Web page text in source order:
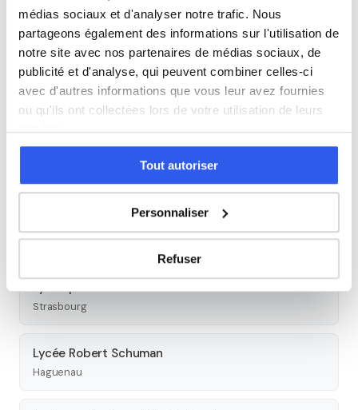
médias sociaux et d'analyser notre trafic. Nous
partageons également des informations sur l'utilisation de
notre site avec nos partenaires de médias sociaux, de
publicité et d'analyse, qui peuvent combiner celles-ci
avec d'autres informations que vous leur avez fournies
ou qu'ils ont collectées lors de votre utilisation de leurs
services.
Tout autoriser
Personnaliser
Refuser
Études supérieures
Tous les cours particuliers à
Schiltigheim
Découvrez l'ensemble de notre offre à Schiltigheim :Voir
tous les cours à Schiltigheim →
Autres lycées à proximité
Lycée professionnel privé Charles de Foucauld
Schiltigheim
Lycée privé ORT
Strasbourg
Lycée Robert Schuman
Haguenau